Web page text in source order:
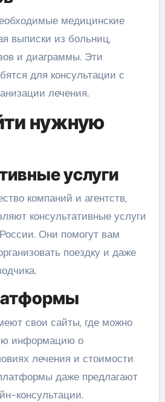
медицинские
выписки из больниц,
и диаграммы. Эти
для консультации с
лечения.
нужную
услуги
компаний и агентств,
консультативные услуги
Они помогут вам
поездку и даже
свои сайты, где можно
информацию о
лечения и стоимости
даже предлагают
консультации.